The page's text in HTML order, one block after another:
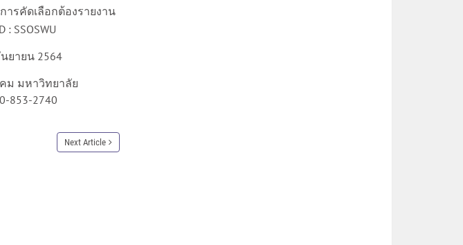
รคัดเลือกต้องรายงาน
SSOSWU
ยายน 2564
ม มหาวิทยาลัย
853-2740
Next Article